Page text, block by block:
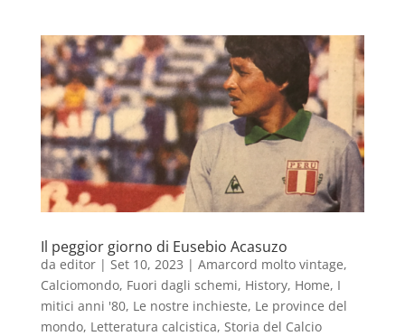
Il peggior giorno di Eusebio Acasuzo
da editor| Set 10, 2023 | Amarcord molto vintage,
Calciomondo, Fuori dagli schemi, History, Home, I
mitici anni '80, Le nostre inchieste, Le province del
mondo, Letteratura calcistica, Storia del Calcio